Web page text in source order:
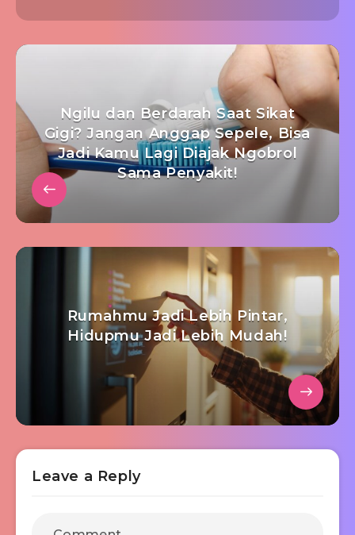
Ngilu dan Berdarah Saat Sikat
Gigi? Jangan Anggap Sepele, Bisa
Jadi Kamu Lagi Diajak Ngobrol
Sama Penyakit!
Rumahmu Jadi Lebih Pintar,
Hidupmu Jadi Lebih Mudah!
Leave a Reply